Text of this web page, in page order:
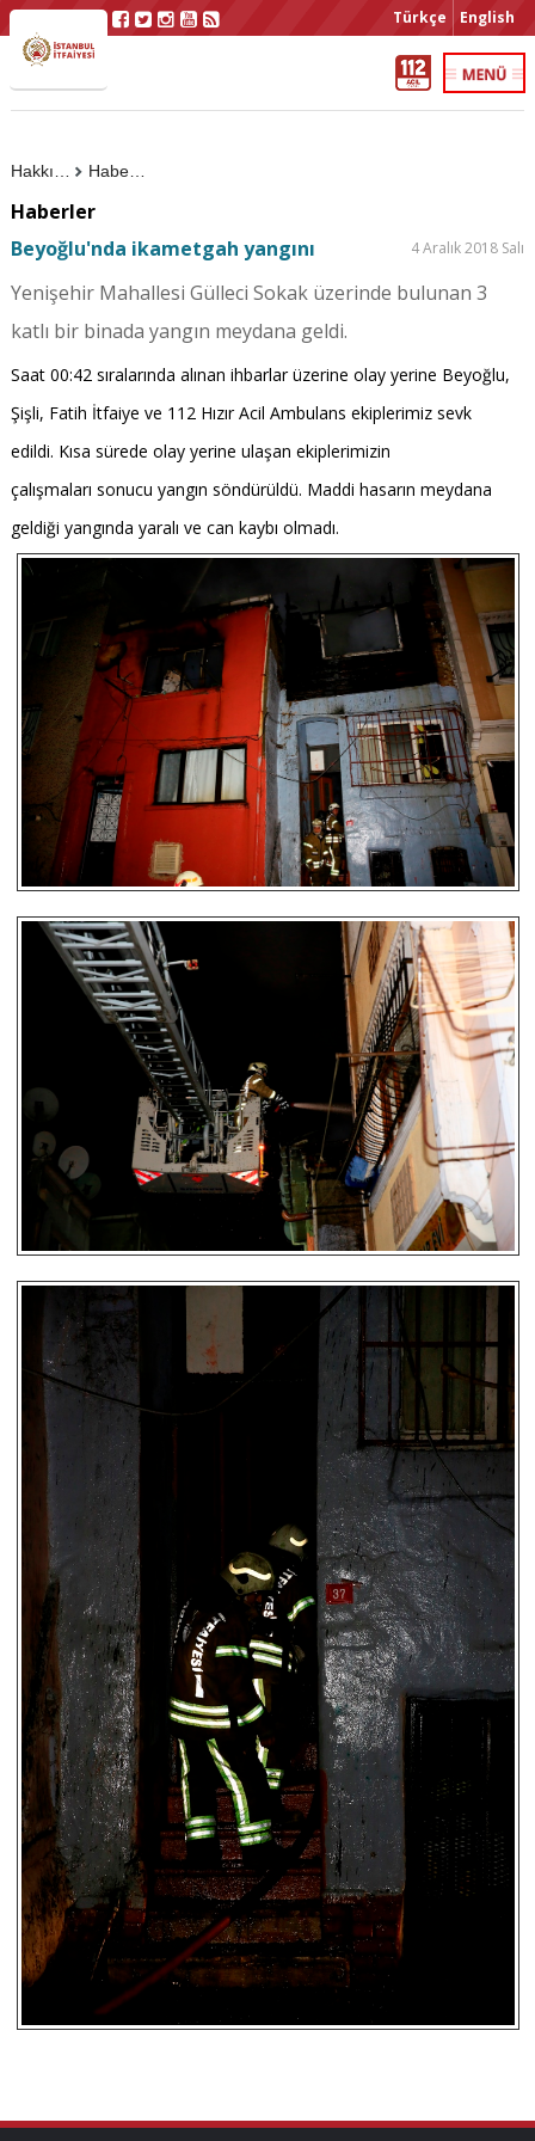
Türkçe English
Haberler
Haberler
Beyoğlu'nda ikametgah yangını
4 Aralık 2018 Salı
Yenişehir Mahallesi Gülleci Sokak üzerinde bulunan 3
katlı bir binada yangın meydana geldi.
Saat 00:42 sıralarında alınan ihbarlar üzerine olay yerine Beyoğlu,
Şişli, Fatih İtfaiye ve 112 Hızır Acil Ambulans ekiplerimiz sevk
edildi. Kısa sürede olay yerine ulaşan ekiplerimizin
çalışmaları sonucu yangın söndürüldü. Maddi hasarın meydana
geldiği yangında yaralı ve can kaybı olmadı.